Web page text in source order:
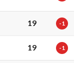
19 -1
19 -1